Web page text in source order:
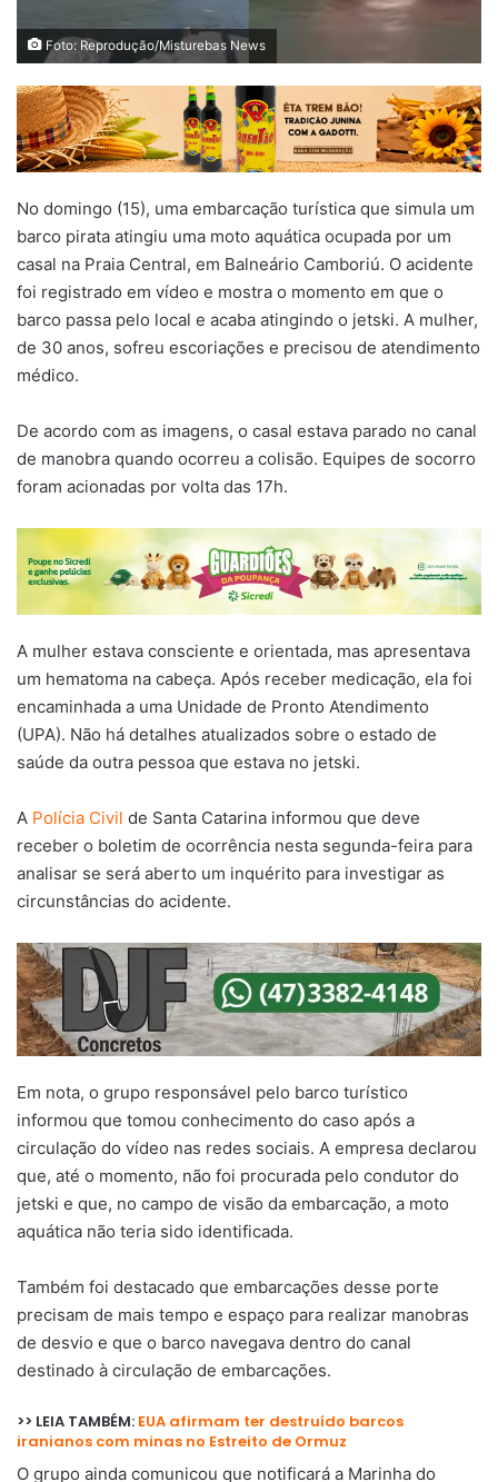
Foto: Reprodução/Misturebas News
No domingo (15), uma embarcação turística que simula um
barco pirata atingiu uma moto aquática ocupada por um
casal na Praia Central, em Balneário Camboriú. O acidente
foi registrado em vídeo e mostra o momento em que o
barco passa pelo local e acaba atingindo o jetski. A mulher,
de 30 anos, sofreu escoriações e precisou de atendimento
médico.
De acordo com as imagens, o casal estava parado no canal
de manobra quando ocorreu a colisão. Equipes de socorro
foram acionadas por volta das 17h.
A mulher estava consciente e orientada, mas apresentava
um hematoma na cabeça. Após receber medicação, ela foi
encaminhada a uma Unidade de Pronto Atendimento
(UPA). Não há detalhes atualizados sobre o estado de
saúde da outra pessoa que estava no jetski.
A Polícia Civil de Santa Catarina informou que deve
receber o boletim de ocorrência nesta segunda-feira para
analisar se será aberto um inquérito para investigar as
circunstâncias do acidente.
Em nota, o grupo responsável pelo barco turístico
informou que tomou conhecimento do caso após a
circulação do vídeo nas redes sociais. A empresa declarou
que, até o momento, não foi procurada pelo condutor do
jetski e que, no campo de visão da embarcação, a moto
aquática não teria sido identificada.
Também foi destacado que embarcações desse porte
precisam de mais tempo e espaço para realizar manobras
de desvio e que o barco navegava dentro do canal
destinado à circulação de embarcações.
>> LEIA TAMBÉM: EUA afirmam ter destruído barcos
iranianos com minas no Estreito de Ormuz
O grupo ainda comunicou que notificará a Marinha do